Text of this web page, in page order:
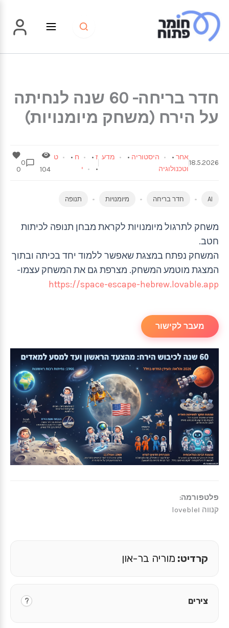
לתוכן
חדר בריחה- 60 שנה לנחיתה
על הירח (משחק מיומנויות)
18.5.2026
אחר• היסטוריה •
מדע
וטכנולוגיה
ז• ח •
ט
•
י 104
0
0
AI חדר בריחה מיומנויות תנופה
משחק לתרגול מיומנויות לקראת מבחן תנופה לכיתות
חטב.
המשחק נפתח במצגת שאפשר ללמוד יחד בכיתה ובתוך
המצגת מוטמע המשחק. מצרפת גם את המשחק עצמו-
https://space-escape-hebrew.lovable.app
מעבר לקישור
פלטפורמה:
קנווה וloveble
קרדיט: מוריה בר-און
צירים ?